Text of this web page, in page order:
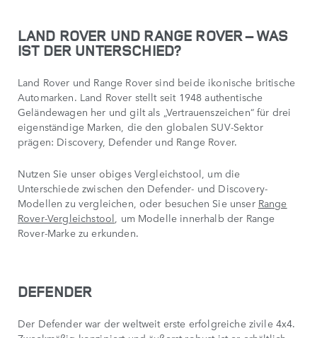
LAND ROVER UND RANGE ROVER – WAS
IST DER UNTERSCHIED?
Land Rover und Range Rover sind beide ikonische britische
Automarken. Land Rover stellt seit 1948 authentische
Geländewagen her und gilt als „Vertrauenszeichen“ für drei
eigenständige Marken, die den globalen SUV-Sektor
prägen: Discovery, Defender und Range Rover.
Nutzen Sie unser obiges Vergleichstool, um die
Unterschiede zwischen den Defender- und Discovery-
Modellen zu vergleichen, oder besuchen Sie unser Range
Rover-Vergleichstool, um Modelle innerhalb der Range
Rover-Marke zu erkunden.
DEFENDER
Der Defender war der weltweit erste erfolgreiche zivile 4x4.